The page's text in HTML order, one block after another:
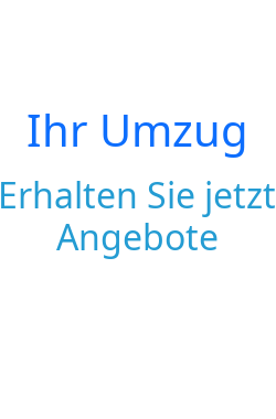
Ihr Umzug
Erhalten Sie jetzt
Angebote